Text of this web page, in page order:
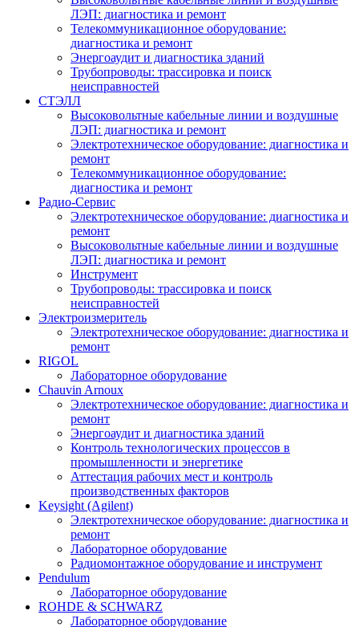
ЛЭП: диагностика и ремонт
Телекоммуникационное оборудование:
диагностика и ремонт
Энергоаудит и диагностика зданий
Трубопроводы: трассировка и поиск
неисправностей
СТЭЛЛ
Высоковольтные кабельные линии и воздушные
ЛЭП: диагностика и ремонт
Электротехническое оборудование: диагностика и
ремонт
Телекоммуникационное оборудование:
диагностика и ремонт
Радио-Cервис
Электротехническое оборудование: диагностика и
ремонт
Высоковольтные кабельные линии и воздушные
ЛЭП: диагностика и ремонт
Инструмент
Трубопроводы: трассировка и поиск
неисправностей
Электроизмеритель
Электротехническое оборудование: диагностика и
ремонт
RIGOL
Лабораторное оборудование
Chauvin Arnoux
Электротехническое оборудование: диагностика и
ремонт
Энергоаудит и диагностика зданий
Контроль технологических процессов в
промышленности и энергетике
Аттестация рабочих мест и контроль
производственных факторов
Keysight (Agilent)
Электротехническое оборудование: диагностика и
ремонт
Лабораторное оборудование
Радиомонтажное оборудование и инструмент
Pendulum
Лабораторное оборудование
ROHDE & SCHWARZ
Лабораторное оборудование